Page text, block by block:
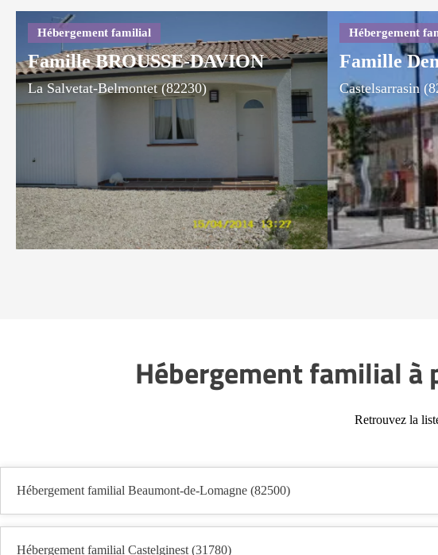
Famille BROUSSE-DAVION
La Salvetat-Belmontet (82230)
Famille
Castelsarrasin
Hébergement familial
Retrouvez la
Hébergement familial Beaumont-de-Lomagne (82500)
Hébergement familial Castelginest (31780)